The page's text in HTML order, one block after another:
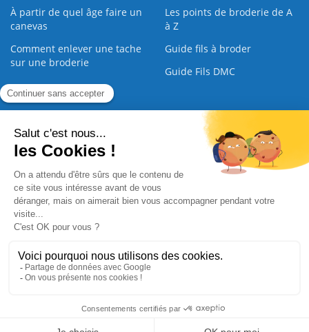
À partir de quel âge faire un
canevas
Les points de broderie de A
à Z
Comment enlever une tache
sur une broderie
Guide fils à broder
Guide Fils DMC
Guide de la Broderie
Commande Papier Qui sommes nous Nous contacter |
Paiement sécurisé
2008 - 2026 © CreaMagic. ALL Rights Reserved.